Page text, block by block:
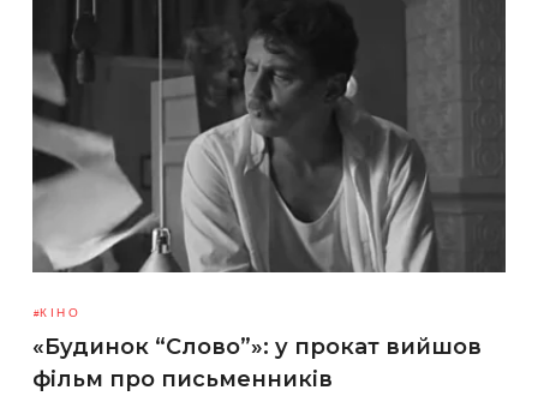
КІНО
«Будинок “Слово”»: у прокат вийшов
фільм про письменників